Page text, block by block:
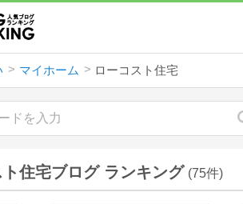
マイホーム ローコスト住宅
ト住宅ブログ ランキング (75件)